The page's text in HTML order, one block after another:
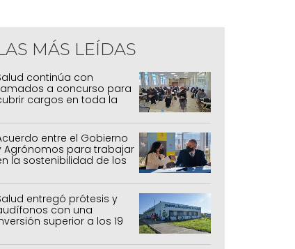
y articulación institucional
MÁS LEÍDAS
continúa con
a concurso para
cargos en toda la
entre el Gobierno
Agrónomos para trabajar
la sostenibilidad de los
pecuarios y
entregó prótesis y
con una
superior a los 19
millones de pesos